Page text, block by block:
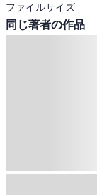
ファイルサイズ
同じ著者の作品